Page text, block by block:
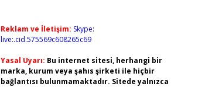
Reklam ve İletişim: Skype:
live:.cid.575569c608265c69
Yasal Uyarı: Bu internet sitesi, herhangi bir
marka, kurum veya şahıs şirketi ile hiçbir
bağlantısı bulunmamaktadır. Sitede yalnızca